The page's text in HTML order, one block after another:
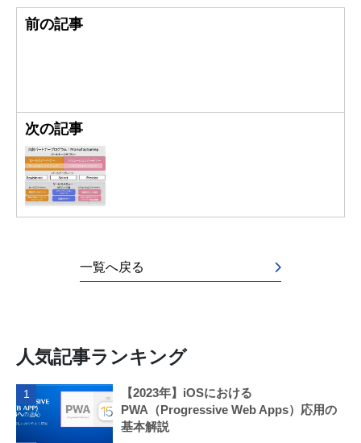
前の記事
次の記事
一覧へ戻る
人気記事ランキング
1
【2023年】iOSにおける
PWA（Progressive Web Apps）応用の
基本解説